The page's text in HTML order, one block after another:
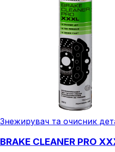
Знежирувач та очисник
BRAKE CLEANER PRO